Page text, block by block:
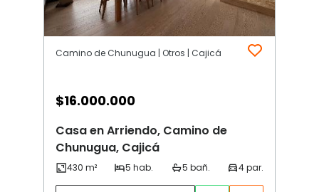
Camino de Chunugua | Otros | Cajicá
$16.000.000
Casa en Arriendo, Camino de
Chunugua, Cajicá